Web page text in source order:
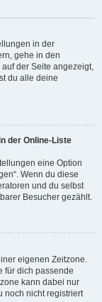
in der
gehe in den
der Seite angezeigt,
du alle deine
der Online-Liste
eine Option
Wenn du diese
und du selbst
Besucher gezählt.
eigenen Zeitzone.
für dich passende
kann dabei nur
noch nicht registriert